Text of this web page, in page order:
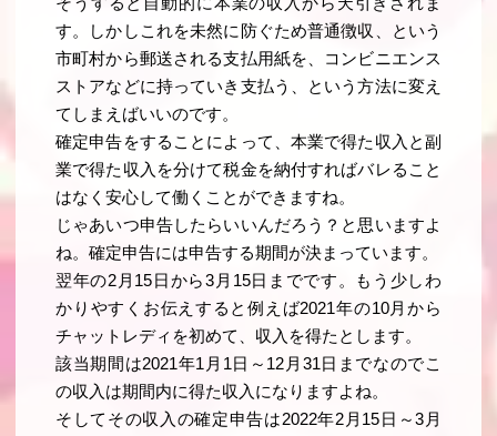
す。しかしこれを未然に防ぐため普通徴収、という
市町村から郵送される支払用紙を、コンビニエンス
ストアなどに持っていき支払う、という方法に変え
てしまえばいいのです。
確定申告をすることによって、本業で得た収入と副
業で得た収入を分けて税金を納付すればバレること
はなく安心して働くことができますね。
じゃあいつ申告したらいいんだろう？と思いますよ
ね。確定申告には申告する期間が決まっています。
翌年の2月15日から3月15日までです。もう少しわ
かりやすくお伝えすると例えば2021年の10月から
チャットレディを初めて、収入を得たとします。
該当期間は2021年1月1日～12月31日までなのでこ
の収入は期間内に得た収入になりますよね。
そしてその収入の確定申告は2022年2月15日～3月